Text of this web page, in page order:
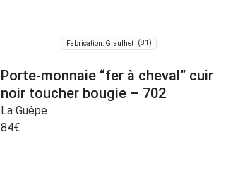
Fabrication: Graulhet (81)
Porte-monnaie “fer à cheval” cuir
noir toucher bougie – 702
La Guêpe
84€